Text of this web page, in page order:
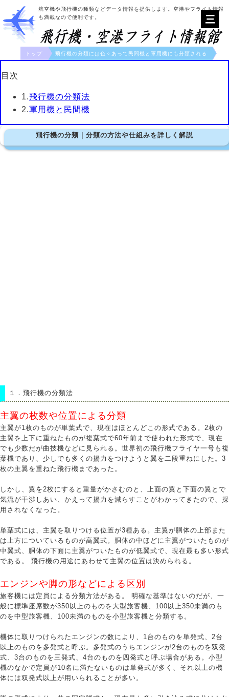
航空機や飛行機の種類などデータ情報を提供します。空港やフライト情報
も満載なので便利です。
トップ 飛行機の分類には色々あって民間機と軍用機にも分類される
目次
1.飛行機の分類法
2.軍用機と民間機
飛行機の分類｜分類の方法や仕組みを詳しく解説
１． 飛行機の分類法
主翼の枚数や位置による分類
主翼が1枚のものが単葉式で、現在はほとんどこの形式である。2枚の
主翼を上下に重ねたものが複葉式で60年前まで使われた形式で、現在
でも少数だが曲技機などに見られる。世界初の飛行機フライヤ一号も複
葉機であり、少しでも多くの揚力をつけようと翼を二段重ねにした。3
枚の主翼を重ねた飛行機まであった。
しかし、翼を2枚にすると重量がかさむのと、上面の翼と下面の翼とで
気流が干渉しあい、かえって揚力を減らすことがわかってきたので、採
用されなくなった。
単葉式には、主翼を取りつける位置が3種ある。主翼が胴体の上部また
は上方についているものが高翼式。胴体の中ほどに主翼がついたものが
中翼式、胴体の下面に主翼がついたものが低翼式で、現在最も多い形式
である。 飛行機の用途にあわせて主翼の位置は決められる。
エンジンや脚の形などによる区別
旅客機には定員による分類方法がある。 明確な基準はないのだが、一
般に標準座席数が350以上のものを大型旅客機、100以上350未満のも
のを中型旅客機、100未満のものを小型旅客機と分類する。
機体に取りつけられたエンジンの数により、1台のものを単発式、2台
以上のものを多発式と呼ぶ。多発式のうちエンジンが2台のものを双発
式、3台のものを三発式、4台のものを四発式と呼ぶ場合がある。小型
機のなかで定員が10名に満たないものは単発式が多く、それ以上の機
体には双発式以上が用いられることが多い。